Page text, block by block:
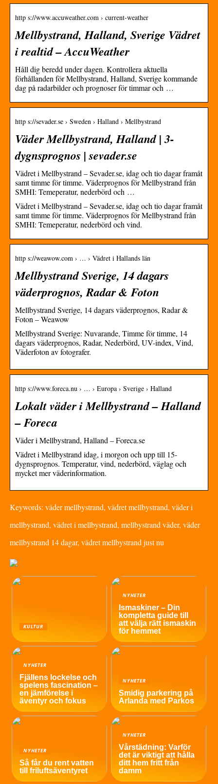
http s://www.accuweather.com › current-weather
Mellbystrand, Halland, Sverige Vädret
i realtid – AccuWeather
Håll dig beredd under dagen. Kontrollera aktuella
förhållanden för Mellbystrand, Halland, Sverige kommande
dag på radarbilder och prognoser för timmar och …
http s://sevader.se › Sweden › Halland › Mellbystrand
Väder Mellbystrand, Halland | 3-
dygnsprognos | sevader.se
Vädret i Mellbystrand – Sevader.se, idag och tio dagar framåt
samt timme för timme. Väderprognos för Mellbystrand från
SMHI: Temeperatur, nederbörd och …
Vädret i Mellbystrand – Sevader.se, idag och tio dagar framåt
samt timme för timme. Väderprognos för Mellbystrand från
SMHI: Temeperatur, nederbörd och vind.
http s://weawow.com › … › Vädret i Hallands län
Mellbystrand Sverige, 14 dagars
väderprognos, Radar & Foton
Mellbystrand Sverige, 14 dagars väderprognos, Radar &
Foton – Weawow
Mellbystrand Sverige: Nuvarande, Timme för timme, 14
dagars väderprognos, Radar, Nederbörd, UV-index, Vind,
Väderfoton av fotografer.
http s://www.foreca.nu › … › Europa › Sverige › Halland
Lokalt väder i Mellbystrand – Halland
– Foreca
Väder i Mellbystrand, Halland – Foreca.se
Vädret i Mellbystrand idag, i morgon och upp till 15-
dygnsprognos. Temperatur, vind, nederbörd, väglag och
mycket mer väderinformation.
Keywords: väder mellbystrand, vädret mellbystrand, väder i
mellbystrand, vädret i mellbystrand, mellbystrand väder, väder
mellbystrand 14 dagar, vädret mellbystrand just nu
KULTUR
NYHETER
Ismaskiner – Din
kompletta guide till
att välja rätt ismaskin
för hemmet
NYHETER
Fjällens lockelse och
spelens fascination –
en jämförelse i
äventyr och fokus
NYHETER
Smidig parkering på
Arlanda med Parkos
NYHETER
Så får du rent vatten
till friluftsäventyret
NYHETER
Vårstädning: Varför
det är viktigt att hålla
ditt hem fritt från
damm